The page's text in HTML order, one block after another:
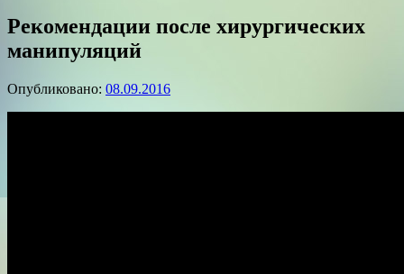
Рекомендации после хирургических
манипуляций
Опубликовано: 08.09.2016